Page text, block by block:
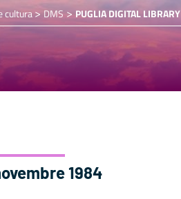
cultura>DMS > PUGLIA DIGITAL LIBRARY
1984